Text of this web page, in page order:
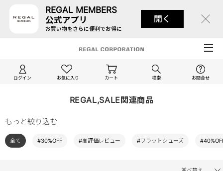
REGAL MEMBERS
公式アプリ
お買い物をさらに便利でお得に
開く
ログイン お気に入り カート 検索 お問合せ
REGAL,SALE関連商品
もっと絞り込む
全て #30%OFF #高評価レビュー #フラットシューズ